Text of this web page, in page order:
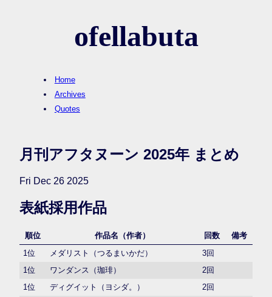
ofellabuta
Home
Archives
Quotes
月刊アフタヌーン 2025年 まとめ
Fri Dec 26 2025
表紙採用作品
順位 作品名（作者） 回数
備考
1位
メダリスト（つるまいかだ）
3回
1位
ワンダンス（珈琲）
2回
1位
ディグイット（ヨシダ。）
2回